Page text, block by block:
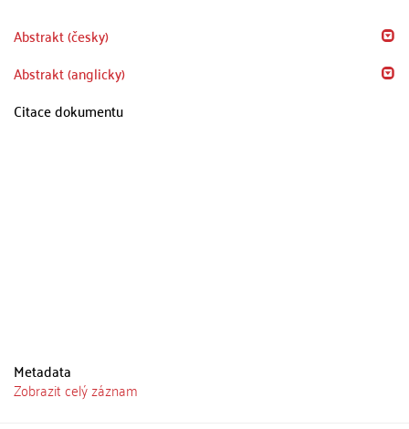
Abstrakt (česky)
Abstrakt (anglicky)
Citace dokumentu
Metadata
Zobrazit celý záznam